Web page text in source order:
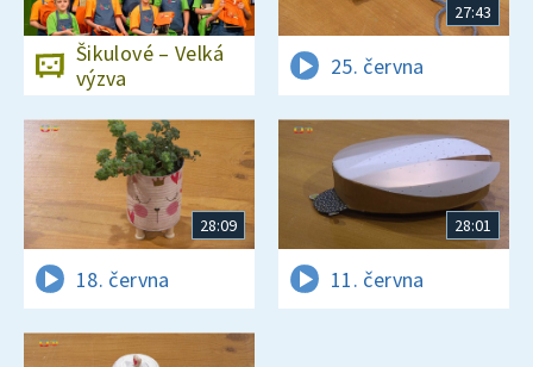
Šikulové – Velká
výzva
27:43
25. června
28:09
18. června
28:01
11. června